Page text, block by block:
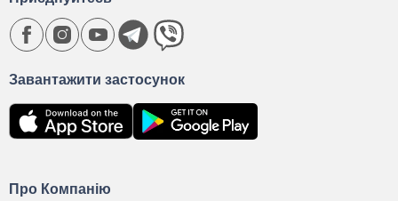
Про Компанію
Завантажити застосунок